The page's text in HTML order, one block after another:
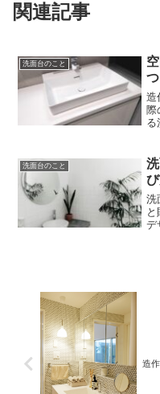
関連記事
洗面台のこと
造
際
る
洗面台のこと
洗
デ
造